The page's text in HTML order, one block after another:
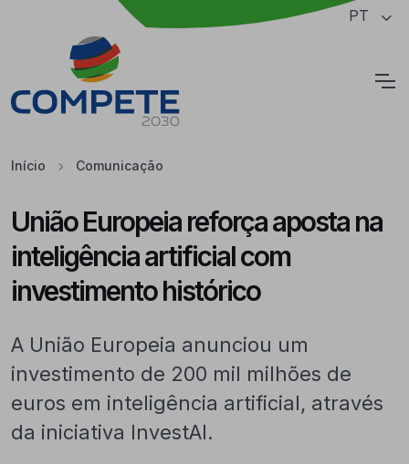
Saltar para o conteúdo principal da página PT
Início Comunicação
União Europeia reforça aposta na
inteligência artificial com
investimento histórico
A União Europeia anunciou um
investimento de 200 mil milhões de
euros em inteligência artificial, através
da iniciativa InvestAI.